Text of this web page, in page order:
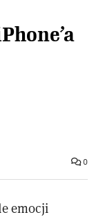
0
emocji